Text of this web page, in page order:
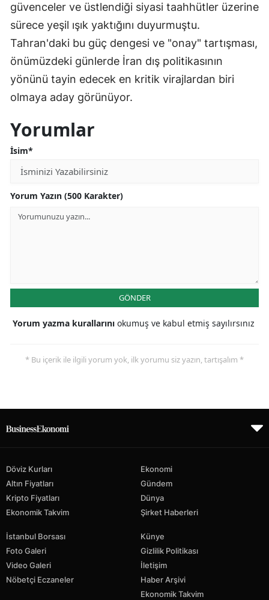
güvenceler ve üstlendiği siyasi taahhütler üzerine
sürece yeşil ışık yaktığını duyurmuştu.
Tahran'daki bu güç dengesi ve "onay" tartışması,
önümüzdeki günlerde İran dış politikasının
yönünü tayin edecek en kritik virajlardan biri
olmaya aday görünüyor.
Yorumlar
İsim*
Yorum Yazın (500 Karakter)
GÖNDER
Yorum yazma kurallarını okumuş ve kabul etmiş sayılırsınız
* Bu içerik ile ilgili yorum yok, ilk yorumu siz yazın, tartışalım *
Döviz Kurları
Altın Fiyatları
Kripto Fiyatları
Ekonomik Takvim
Ekonomi
Gündem
Dünya
Şirket Haberleri
İstanbul Borsası
Foto Galeri
Video Galeri
Nöbetçi Eczaneler
Künye
Gizlilik Politikası
İletişim
Haber Arşivi
Ekonomik Takvim